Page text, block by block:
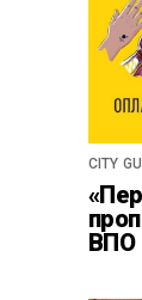
CITY
ВПО